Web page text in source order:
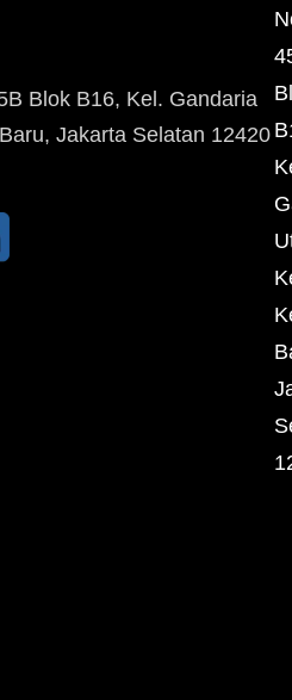
Blok B16, Kel. Gandaria
Jakarta Selatan 12420